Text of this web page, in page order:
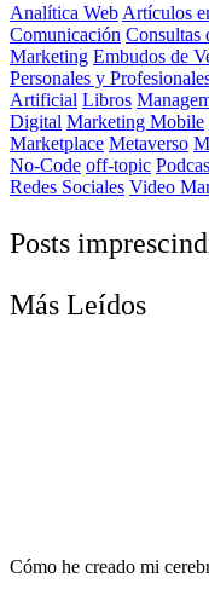
Analítica Web Artículos
Comunicación Consultas
Marketing Embudos de
Personales y
Artificial Libros
Digital Marketing Mobile
Marketplace Metaverso
No-Code off-topic
Redes Sociales Video
Posts
Más Leídos
Cómo he creado mi